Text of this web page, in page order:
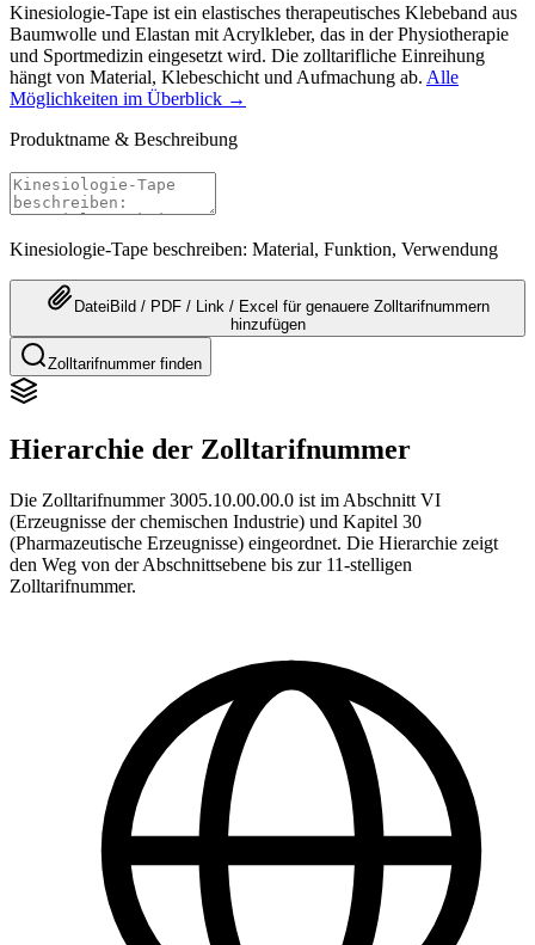
Kinesiologie-Tape ist ein elastisches therapeutisches Klebeband aus
Baumwolle und Elastan mit Acrylkleber, das in der Physiotherapie
und Sportmedizin eingesetzt wird. Die zolltarifliche Einreihung
hängt von Material, Klebeschicht und Aufmachung ab. Alle
Möglichkeiten im Überblick →
Produktname & Beschreibung
Kinesiologie-Tape beschreiben: Material, Funktion, Verwendung
Datei Bild / PDF / Link / Excel für genauere Zolltarifnummern
hinzufügen
Zolltarifnummer finden
Hierarchie der Zolltarifnummer
Die Zolltarifnummer 3005.10.00.00.0 ist im Abschnitt VI
(Erzeugnisse der chemischen Industrie) und Kapitel 30
(Pharmazeutische Erzeugnisse) eingeordnet. Die Hierarchie zeigt
den Weg von der Abschnittsebene bis zur 11-stelligen
Zolltarifnummer.